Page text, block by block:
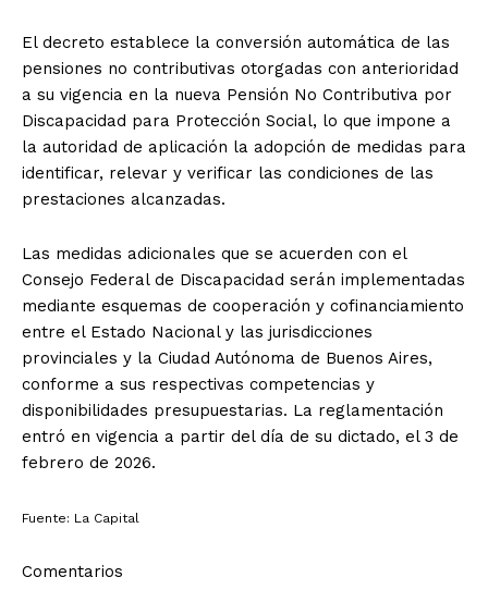
El decreto establece la conversión automática de las
pensiones no contributivas otorgadas con anterioridad
a su vigencia en la nueva Pensión No Contributiva por
Discapacidad para Protección Social, lo que impone a
la autoridad de aplicación la adopción de medidas para
identificar, relevar y verificar las condiciones de las
prestaciones alcanzadas.
Las medidas adicionales que se acuerden con el
Consejo Federal de Discapacidad serán implementadas
mediante esquemas de cooperación y cofinanciamiento
entre el Estado Nacional y las jurisdicciones
provinciales y la Ciudad Autónoma de Buenos Aires,
conforme a sus respectivas competencias y
disponibilidades presupuestarias. La reglamentación
entró en vigencia a partir del día de su dictado, el 3 de
febrero de 2026.
Fuente: La Capital
Comentarios